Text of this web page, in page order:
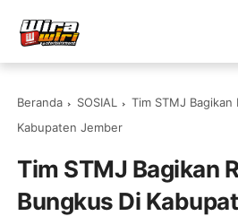
Beranda SOSIAL
Tim STMJ
Kabupaten Jember
Tim STMJ Bagikan
Bungkus Di